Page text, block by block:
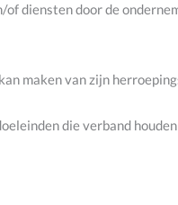
diensten door de
maken van zijn
die verband